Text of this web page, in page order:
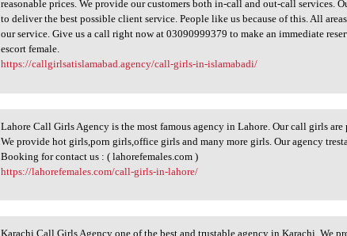
reasonable prices. We provide our customers both in-call and out-call services.
to deliver the best possible client service. People like us because of this. All
our service. Give us a call right now at 03090999379 to make an immediate
escort female.
https://callgirlsatislamabad.agency/call-girls-in-islamabadi/
Lahore Call Girls Agency is
Lahore Call Girls Agency is the most famous agency in Lahore. Our call girls
We provide hot girls,porn girls,office girls and many more girls. Our agency
Booking for contact us : ( lahorefemales.com )
https://lahorefemales.com/call-girls-in-lahore/
Karachi Call Girls Agency one of the best and trustable agency in Karachi. We